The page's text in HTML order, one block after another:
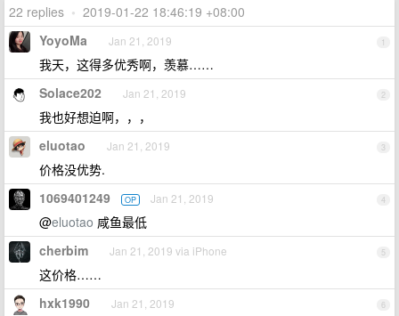
22 replies • 2019-01-22 18:46:19 +08:00
1
YoyoMa Jan 21, 2019
我天，这得多优秀啊，羡慕……
2
Solace202 Jan 21, 2019
我也好想迫啊，，，
3
eluotao Jan 21, 2019
价格没优势.
4
1069401249 OP Jan 21, 2019
@eluotao 咸鱼最低
5
cherbim Jan 21, 2019 via iPhone
这价格……
6
hxk1990 Jan 21, 2019